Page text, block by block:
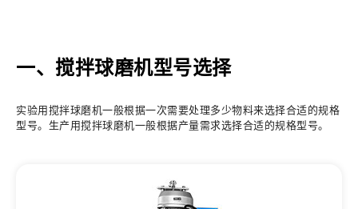
一、搅拌球磨机型号选择
实验用搅拌球磨机一般根据一次需要处理多少物料来选择合适的规格
型号。生产用搅拌球磨机一般根据产量需求选择合适的规格型号。